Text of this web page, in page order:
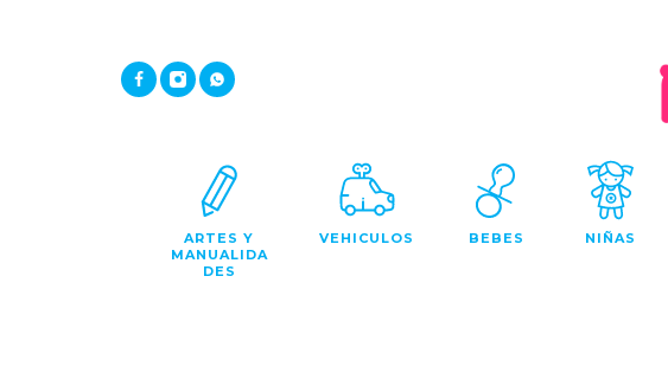
ARTES Y
MANUALIDA
DES
VEHICULOS BEBES NIÑAS